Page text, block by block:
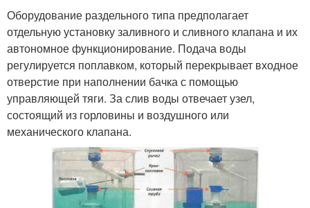
Оборудование раздельного типа предполагает
отдельную установку заливного и сливного клапана и их
автономное функционирование. Подача воды
регулируется поплавком, который перекрывает входное
отверстие при наполнении бачка с помощью
управляющей тяги. За слив воды отвечает узел,
состоящий из горловины и воздушного или
механического клапана.